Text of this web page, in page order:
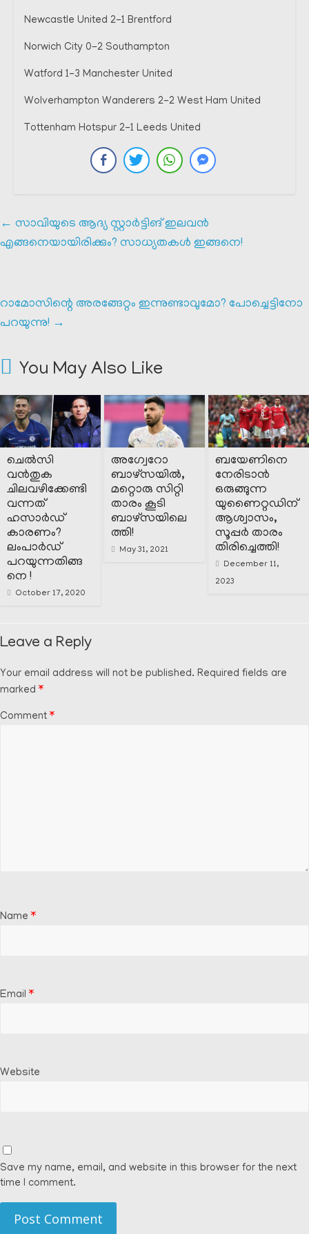
Newcastle United 2-1 Brentford
Norwich City 0-2 Southampton
Watford 1-3 Manchester United
Wolverhampton Wanderers 2-2 West Ham United
Tottenham Hotspur 2-1 Leeds United
← സാവിയുടെ ആദ്യ സ്റ്റാർട്ടിങ് ഇലവൻ
എങ്ങനെയായിരിക്കും? സാധ്യതകൾ ഇങ്ങനെ!
റാമോസിന്റെ അരങ്ങേറ്റം ഇന്നുണ്ടാവുമോ? പോച്ചെട്ടിനോ
പറയുന്നു! →
You May Also Like
ചെൽസി
വൻതുക
ചിലവഴിക്കേണ്ടി
വന്നത്
ഹസാർഡ്
കാരണം?
ലംപാർഡ്
പറയുന്നതിങ്ങ
നെ !
October 17, 2020
അഗ്വേറോ
ബാഴ്‌സയിൽ,
മറ്റൊരു സിറ്റി
താരം കൂടി
ബാഴ്‌സയിലെ
ത്തി!
May 31, 2021
ബയേണിനെ
നേരിടാൻ
ഒരുങ്ങുന്ന
യുണൈറ്റഡിന്
ആശ്വാസം,
സൂപ്പർ താരം
തിരിച്ചെത്തി!
December 11,
2023
Leave a Reply
Your email address will not be published. Required fields are
marked *
Comment *
Name *
Email *
Website
Save my name, email, and website in this browser for the next
time I comment.